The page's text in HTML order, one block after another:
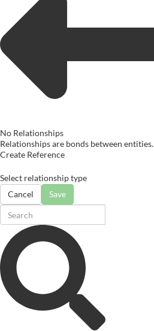
No Relationships
Relationships are bonds between entities.
Create Reference
Select relationship type
Cancel
Save